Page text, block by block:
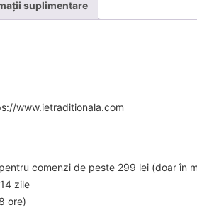
suplimentare
www.ietraditionala.com
comenzi de peste 299 lei (doar în
zile
ore)